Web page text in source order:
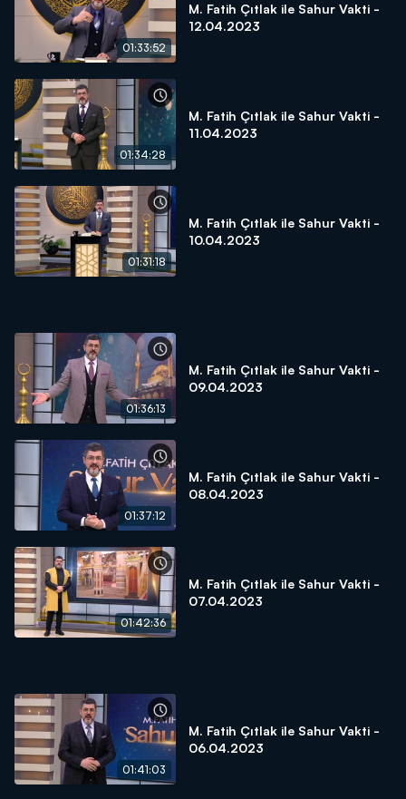
01:33:52
M. Fatih Çıtlak ile Sahur Vakti -
12.04.2023
01:34:28
M. Fatih Çıtlak ile Sahur Vakti -
11.04.2023
01:31:18
M. Fatih Çıtlak ile Sahur Vakti -
10.04.2023
01:36:13
M. Fatih Çıtlak ile Sahur Vakti -
09.04.2023
01:37:12
M. Fatih Çıtlak ile Sahur Vakti -
08.04.2023
01:42:36
M. Fatih Çıtlak ile Sahur Vakti -
07.04.2023
01:41:03
M. Fatih Çıtlak ile Sahur Vakti -
06.04.2023